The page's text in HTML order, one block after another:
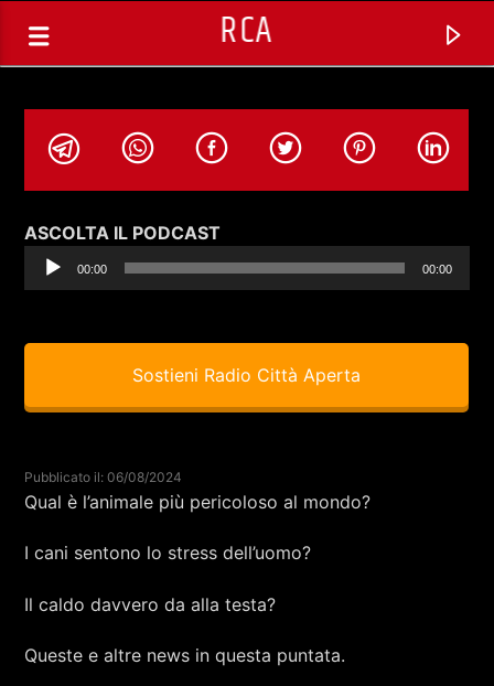
RCA
SELEZIONI MUSICALI
Audioslave - Getaway Car
ASCOLTA IL PODCAST
Player
00:00 00:00
Sostieni Radio Città Aperta
Pubblicato il: 06/08/2024
Qual è l’animale più pericoloso al mondo?
I cani sentono lo stress dell’uomo?
Il caldo davvero da alla testa?
Queste e altre news in questa puntata.